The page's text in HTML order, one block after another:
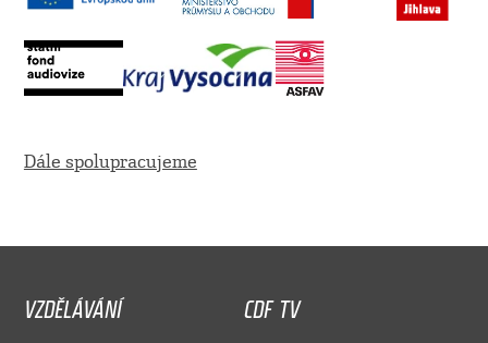
Dále spolupracujeme
VZDĚLÁVÁNÍ
CDF TV